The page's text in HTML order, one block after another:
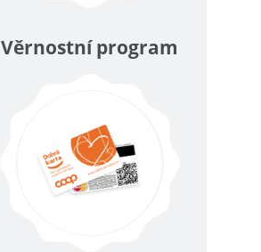
Věrnostní program